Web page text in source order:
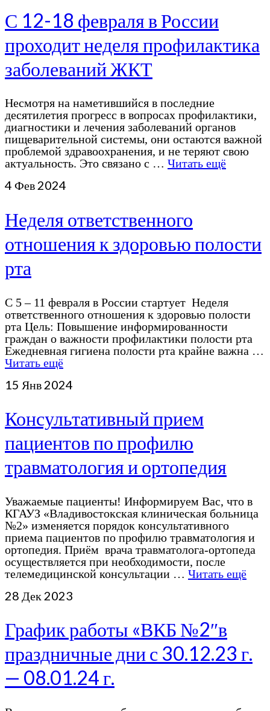
С 12-18 февраля в России
проходит неделя профилактика
заболеваний ЖКТ
Несмотря на наметившийся в последние
десятилетия прогресс в вопросах профилактики,
диагностики и лечения заболеваний органов
пищеварительной системы, они остаются важной
проблемой здравоохранения, и не теряют свою
актуальность. Это связано с … Читать ещё
4 Фев 2024
Неделя ответственного
отношения к здоровью полости
рта
С 5 – 11 февраля в России стартует Неделя
ответственного отношения к здоровью полости
рта Цель: Повышение информированности
граждан о важности профилактики полости рта
Ежедневная гигиена полости рта крайне важна …
Читать ещё
15 Янв 2024
Консультативный прием
пациентов по профилю
травматология и ортопедия
Уважаемые пациенты! Информируем Вас, что в
КГАУЗ «Владивостокская клиническая больница
№2» изменяется порядок консультативного
приема пациентов по профилю травматология и
ортопедия. Приём врача травматолога-ортопеда
осуществляется при необходимости, после
телемедицинской консультации … Читать ещё
28 Дек 2023
График работы «ВКБ №2″в
праздничные дни с 30.12.23 г.
— 08.01.24 г.